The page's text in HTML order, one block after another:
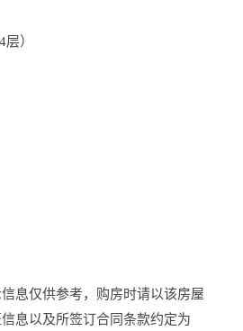
）
息仅供参考，购房时请以该房屋
息以及所签订合同条款约定为